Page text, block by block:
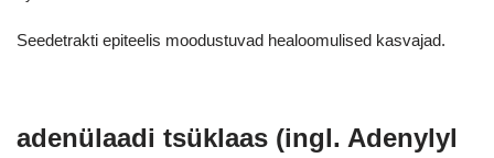
Seedetrakti epiteelis moodustuvad healoomulised kasvajad.
adenülaadi tsüklaas (ingl. Adenylyl